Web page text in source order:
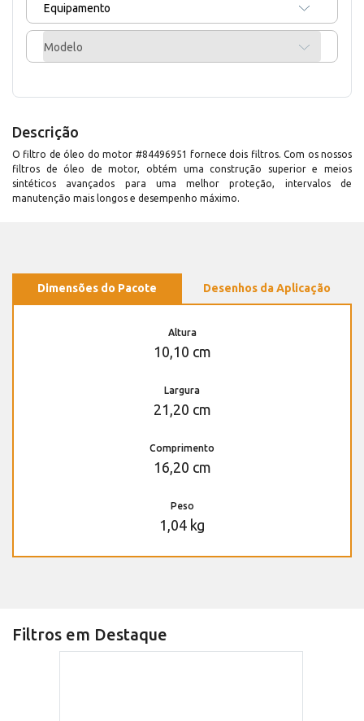
Equipamento
Modelo
Descrição
O filtro de óleo do motor #84496951 fornece dois filtros. Com os nossos
filtros de óleo de motor, obtém uma construção superior e meios
sintéticos avançados para uma melhor proteção, intervalos de
manutenção mais longos e desempenho máximo.
Dimensões do Pacote Desenhos da Aplicação
Altura
10,10 cm
Largura
21,20 cm
Comprimento
16,20 cm
Peso
1,04 kg
Filtros em Destaque